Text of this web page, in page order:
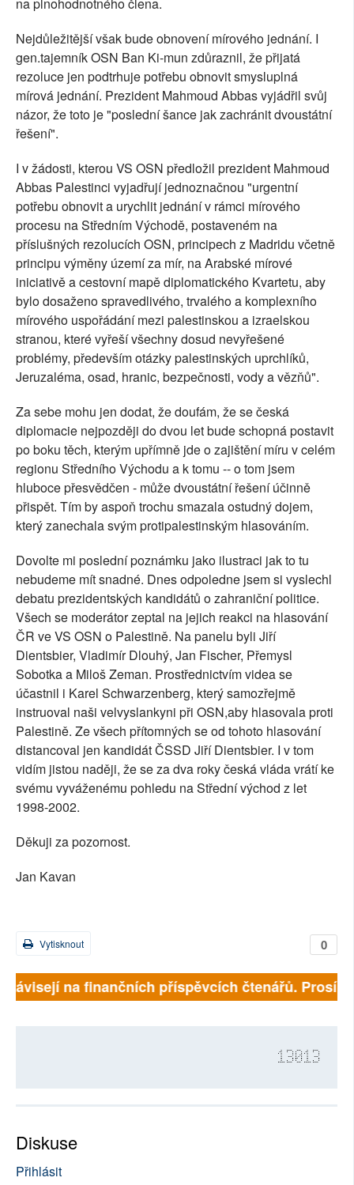
na plnohodnotného člena.
Nejdůležitější však bude obnovení mírového jednání. I
gen.tajemník OSN Ban Ki-mun zdůraznil, že přijatá
rezoluce jen podtrhuje potřebu obnovit smysluplná
mírová jednání. Prezident Mahmoud Abbas vyjádřil svůj
názor, že toto je "poslední šance jak zachránit dvoustátní
řešení".
I v žádosti, kterou VS OSN předložil prezident Mahmoud
Abbas Palestinci vyjadřují jednoznačnou "urgentní
potřebu obnovit a urychlit jednání v rámci mírového
procesu na Středním Východě, postaveném na
příslušných rezolucích OSN, principech z Madridu včetně
principu výměny území za mír, na Arabské mírové
iniciativě a cestovní mapě diplomatického Kvartetu, aby
bylo dosaženo spravedlivého, trvalého a komplexního
mírového uspořádání mezi palestinskou a izraelskou
stranou, které vyřeší všechny dosud nevyřešené
problémy, především otázky palestinských uprchlíků,
Jeruzaléma, osad, hranic, bezpečnosti, vody a vězňů".
Za sebe mohu jen dodat, že doufám, že se česká
diplomacie nejpozději do dvou let bude schopná postavit
po boku těch, kterým upřímně jde o zajištění míru v celém
regionu Středního Východu a k tomu -- o tom jsem
hluboce přesvědčen - může dvoustátní řešení účinně
přispět. Tím by aspoň trochu smazala ostudný dojem,
který zanechala svým protipalestinským hlasováním.
Dovolte mi poslední poznámku jako ilustraci jak to tu
nebudeme mít snadné. Dnes odpoledne jsem si vyslechl
debatu prezidentských kandidátů o zahraniční politice.
Všech se moderátor zeptal na jejich reakci na hlasování
ČR ve VS OSN o Palestině. Na panelu byli Jiří
Dientsbier, Vladimír Dlouhý, Jan Fischer, Přemysl
Sobotka a Miloš Zeman. Prostřednictvím videa se
účastnil i Karel Schwarzenberg, který samozřejmě
instruoval naši velvyslankyni při OSN,aby hlasovala proti
Palestině. Ze všech přítomných se od tohoto hlasování
distancoval jen kandidát ČSSD Jiří Dientsbier. I v tom
vidím jistou naději, že se za dva roky česká vláda vrátí ke
svému vyváženému pohledu na Střední východ z let
1998-2002.
Děkuji za pozornost.
Jan Kavan
0
Vytisknout
na finančních příspěvcích čtenářů.
13013
Diskuse
Přihlásit